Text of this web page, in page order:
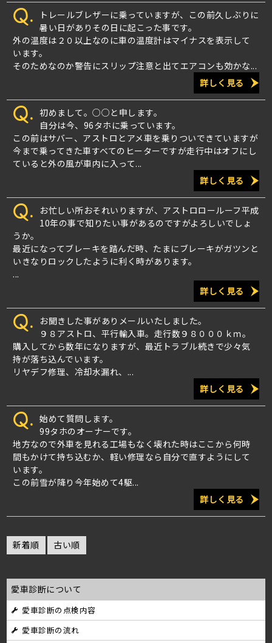
Q.
トレールブレザーに乗っていますが、この前久しぶりに
暑い日がありその日に起こった事です。
外の温度は２０以上なのに車の温度計はマイナスを表示して
います。
そのためなのか警告にスリップ注意と出てエアコンも効かな...
詳しく見る
Q. 初めまして。○○と申します。
自分は今、96タホに乗っています。
この前はサバー、アストロとアメ車を乗りついできていますが
今まで乗ってきた車すべてのヒーターですが走行中はオフにし
ていると外の風が車内に入って...
詳しく見る
Q.
お忙しい所おそれいりますが、アストロロールーフ平成
10年の事で知りたい事があるのですがよろしいでしょ
うか。
最近になってブレーキを踏んだ時、たまにブレーキがガツンと
いきなりロックしたように利く時があります。
...
詳しく見る
Q.
お聞きした事がありメールいたしました。
９８アストロ、平行輸入車。走行数９８０００ｋｍ。
購入してから数年になりますが、最近トラブル続きで少々気
持が落ち込んでいます。
リヤデフ修理、冷却水漏れ、...
詳しく見る
Q. 始めて質問します。
99タホのオーナーです。
地方なので外車を見れる工場もなく壊れた時はここから何時
間もかけて持ち込むか、軽い修理なら自分で直すようにして
います。
この前雪が降り今年始めて4駆...
詳しく見る
新着順 古い順
愛車診断について
愛車診断の点検内容
愛車診断の流れ